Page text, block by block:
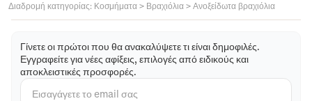
Διαδρομή κατηγορίας: Κοσμήματα > Βραχιόλια > Ανοξείδωτα βραχιόλια
Γίνετε οι πρώτοι που θα ανακαλύψετε τι είναι δημοφιλές.
Εγγραφείτε για νέες αφίξεις, επιλογές από ειδικούς και
αποκλειστικές προσφορές.